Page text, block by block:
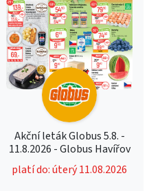
Akční leták Globus 5.8. -
11.8.2026 - Globus Havířov
platí do: úterý 11.08.2026